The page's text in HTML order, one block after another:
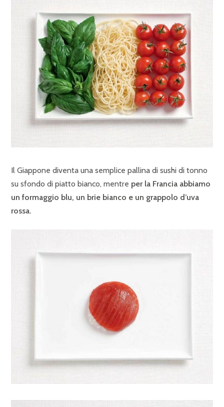
Il Giappone diventa una semplice pallina di sushi di tonno
su sfondo di piatto bianco, mentre per la Francia abbiamo
un formaggio blu, un brie bianco e un grappolo d’uva
rossa.